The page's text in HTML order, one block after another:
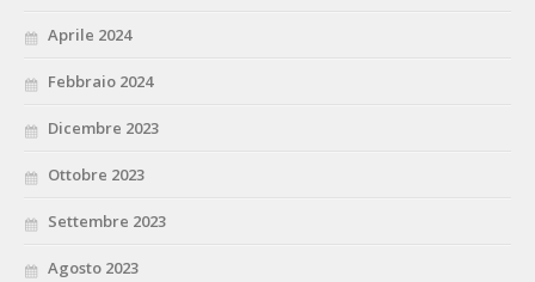
Aprile 2024
Febbraio 2024
Dicembre 2023
Ottobre 2023
Settembre 2023
Agosto 2023